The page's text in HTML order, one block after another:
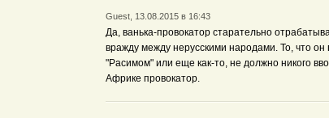
Guest, 13.08.2015 в 16:43
Да, ванька-провокатор старательно
вражду между нерусскими народами. То, что
"Расимом" или еще как-то, не должно никого
Африке провокатор.